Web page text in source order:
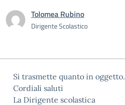
Tolomea Rubino
Dirigente Scolastico
Si trasmette quanto in oggetto.
Cordiali saluti
La Dirigente scolastica